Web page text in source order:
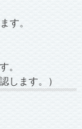
す。
。
します。）